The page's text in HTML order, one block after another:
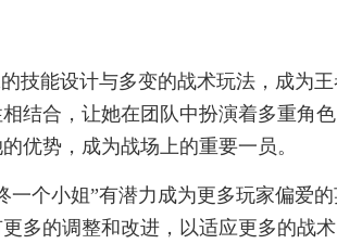
技能设计与多变的战术玩法，成为
结合，让她在团队中扮演着多重角
优势，成为战场上的重要一员。
一个小姐”有潜力成为更多玩家偏爱
多的调整和改进，以适应更多的战术